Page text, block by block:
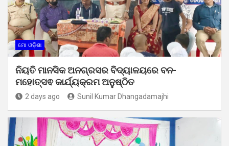
ମୋ ଓଡ଼ିଶା
ନିୟତି ମାନସିକ ଅନଗ୍ରସର ବିଦ୍ୟାଳୟରେ ବନ-
ମହୋତ୍ସଵ କାର୍ଯ୍ୟକ୍ରମ ଅନୁଷ୍ଠିତ
2 days ago Sunil Kumar Dhangadamajhi